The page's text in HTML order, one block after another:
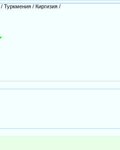
/ Туркмения / Киргизия /